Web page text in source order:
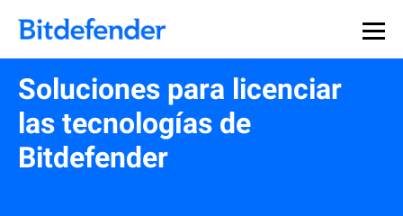
Soluciones para licenciar
las tecnologías de
Bitdefender